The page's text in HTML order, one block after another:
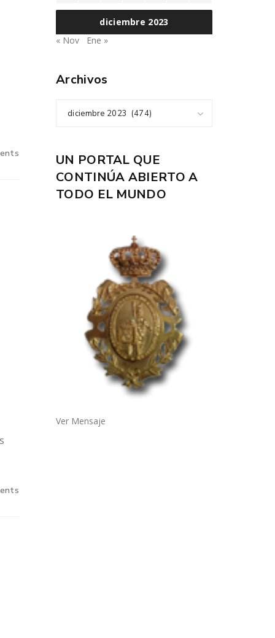
diciembre 2023
« Nov Ene »
Archivos
diciembre 2023 (474)
UN PORTAL QUE
CONTINÚA ABIERTO A
TODO EL MUNDO
Ver Mensaje